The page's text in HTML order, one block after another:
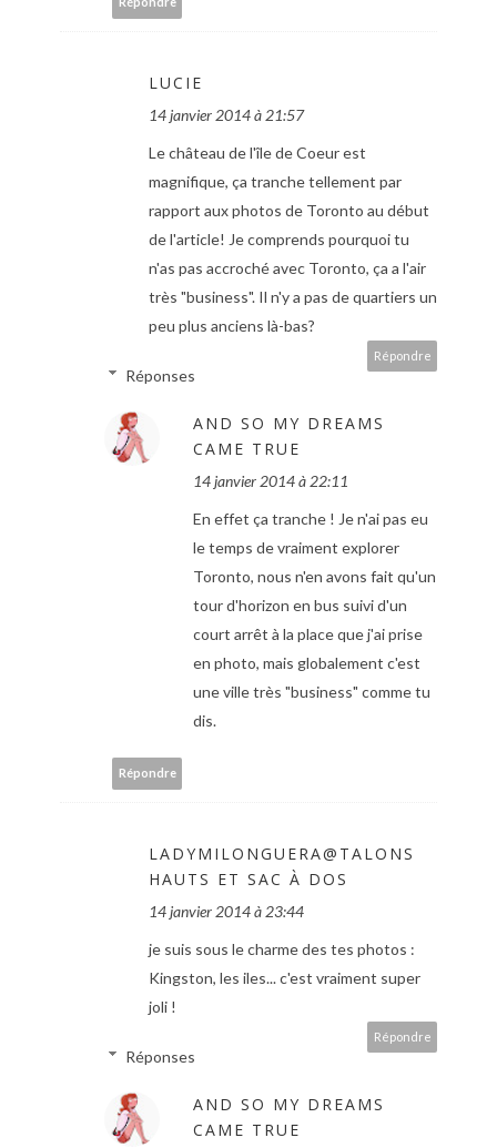
LUCIE
14 janvier 2014 à 21:57
Le château de l'île de Coeur est
magnifique, ça tranche tellement par
rapport aux photos de Toronto au début
de l'article! Je comprends pourquoi tu
n'as pas accroché avec Toronto, ça a l'air
très "business". Il n'y a pas de quartiers un
peu plus anciens là-bas?
Répondre
Réponses
AND SO MY DREAMS
CAME TRUE
14 janvier 2014 à 22:11
En effet ça tranche ! Je n'ai pas eu
le temps de vraiment explorer
Toronto, nous n'en avons fait qu'un
tour d'horizon en bus suivi d'un
court arrêt à la place que j'ai prise
en photo, mais globalement c'est
une ville très "business" comme tu
dis.
Répondre
LADYMILONGUERA@TALONS
HAUTS ET SAC À DOS
14 janvier 2014 à 23:44
je suis sous le charme des tes photos :
Kingston, les iles... c'est vraiment super
joli !
Répondre
Réponses
AND SO MY DREAMS
CAME TRUE